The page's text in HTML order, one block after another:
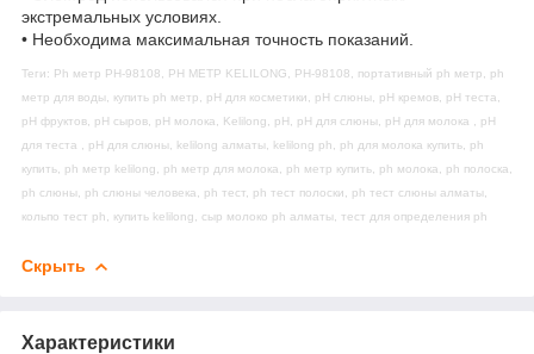
экстремальных условиях.
• Необходима максимальная точность показаний.
Теги: Ph метр PH-98108, PH МЕТР KELILONG, PH-98108, портативный ph метр, ph
метр для воды, купить ph метр, pH для косметики, pH слюны, pH кремов, pH теста,
pH фруктов, pH сыров, pH молока, Kelilong, pH, pH для слюны, pH для молока , pH
для теста , pH для слюны, kelilong алматы, kelilong ph, ph для молока купить, ph
купить, ph метр kelilong, ph метр для молока, ph метр купить, ph молока, ph полоска,
ph слюны, ph слюны человека, ph тест, ph тест полоски, ph тест слюны алматы,
кольпо тест ph, купить kelilong, сыр молоко ph алматы, тест для определения ph
Скрыть
Характеристики